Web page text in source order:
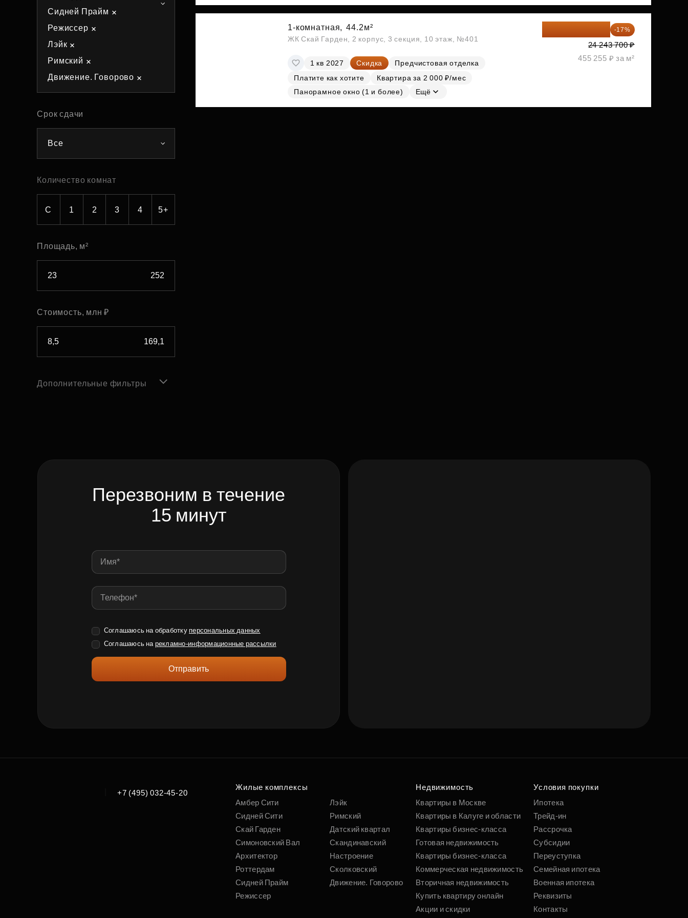
Рефинансирование
Субсидии
Сидней Прайм
Режиссер
Лэйк
Римский
Движение. Говорово
Срок сдачи
Все
Количество комнат
С 1 2 3 4 5+
Площадь, м²
Стоимость, млн ₽
Дополнительные фильтры
1-комнатная, 44.2м²
ЖК Скай Гарден, 2 корпус, 3 секция, 10 этаж, №401
1 кв 2027 Скидка
Предчистовая отделка
Платите как хотите
Квартира за 2 000 ₽/мес
Панорамное окно (1 и более)
Ещё
-17%
24 243 700 ₽
455 255 ₽ за м²
Перезвоним в течение
15 минут
Соглашаюсь на обработку персональных данных
Соглашаюсь на рекламно-информационные рассылки
Отправить
+7 (495) 032-45-20
Жилые комплексы
Амбер Сити
Сидней Сити
Скай Гарден
Симоновский Вал
Архитектор
Роттердам
Сидней Прайм
Режиссер
Лэйк
Римский
Датский квартал
Скандинавский
Настроение
Сколковский
Движение. Говорово
Недвижимость
Квартиры в Москве
Квартиры в Калуге и области
Квартиры бизнес-класса
Готовая недвижимость
Квартиры бизнес-класса
Коммерческая недвижимость
Вторичная недвижимость
Купить квартиру онлайн
Акции и скидки
Условия покупки
Ипотека
Трейд-ин
Рассрочка
Субсидии
Переуступка
Семейная ипотека
Военная ипотека
Реквизиты
Контакты